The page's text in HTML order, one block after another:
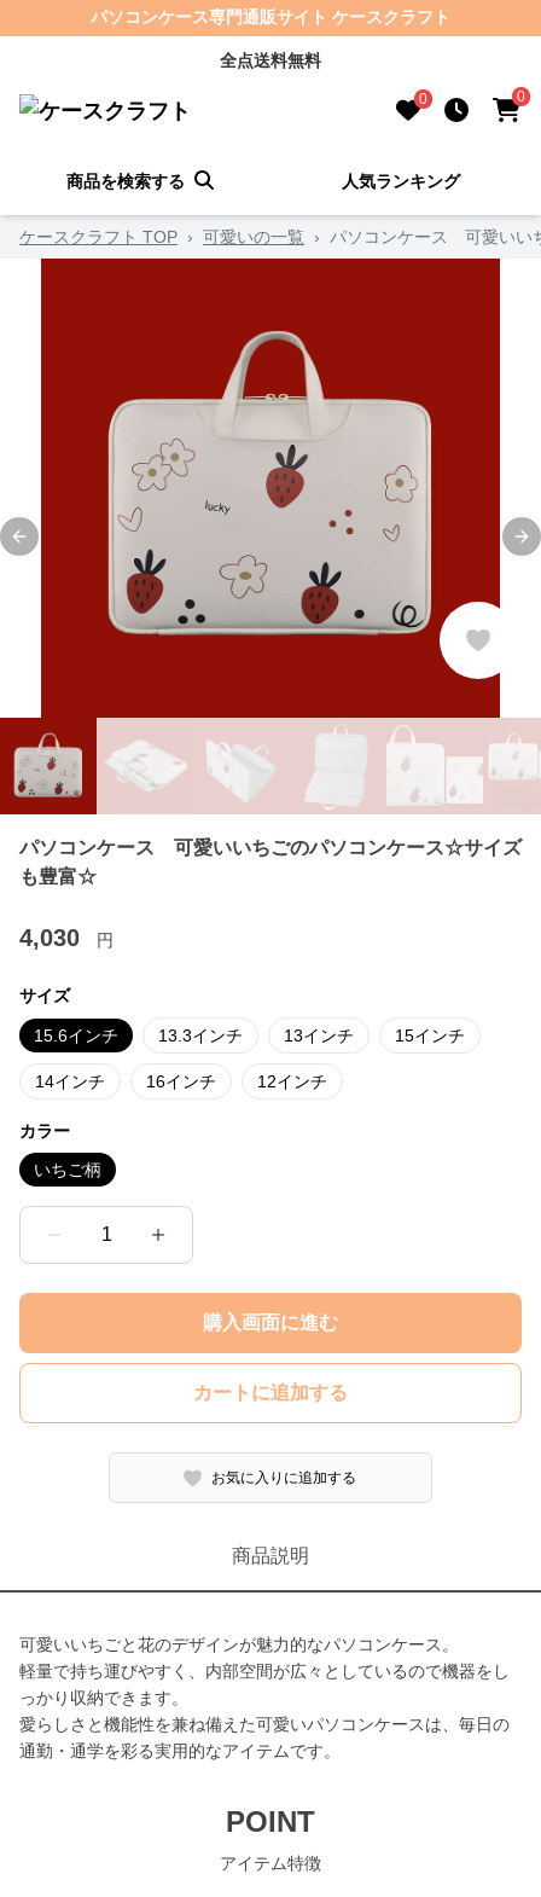
パソコンケース専門通販サイト ケースクラフト
全点送料無料
0 0
商品を検索する 人気ランキング
ケースクラフト TOP › 可愛いの一覧 › パソコンケース 可愛いい
Previous slide
パソコンケース 可愛いいちごのパソコンケース☆サイズ
も豊富☆
4,030 円
サイズ
15.6インチ 13.3インチ 13インチ 15インチ
14インチ 16インチ 12インチ
カラー
いちご柄
1
購入画面に進む
カートに追加する
お気に入りに追加する
商品説明
可愛いいちごと花のデザインが魅力的なパソコンケース。
軽量で持ち運びやすく、内部空間が広々としているので機器をし
っかり収納できます。
愛らしさと機能性を兼ね備えた可愛いパソコンケースは、毎日の
通勤・通学を彩る実用的なアイテムです。
POINT
アイテム特徴